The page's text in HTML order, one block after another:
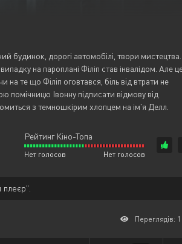
будинок, дорогі автомобілі, твори мистецтва.
на пароплані Філіп став інвалідом. Але
те що Філіп оговтався, біль від втрати не
помічницю Івонну підписати відмову від
з темношкірим хлопцем на ім'я Делл.
Рейтинг Кіно-Топа
Нет голосов Нет голосов
Переглядів: 1